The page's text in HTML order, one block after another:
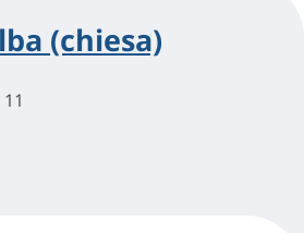
(chiesa)